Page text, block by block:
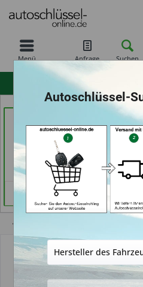
Menü Anfrage Suchen
Fürth)
Händlerprofil
TAYFUN
Autoschlüssel-